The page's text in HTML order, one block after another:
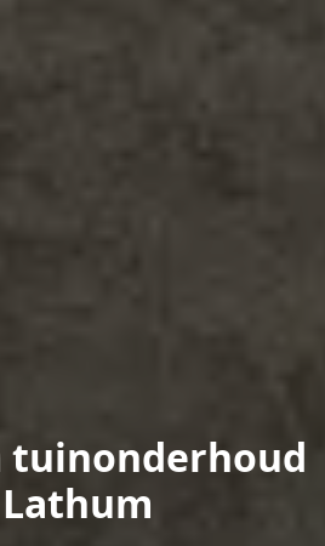
tuinonderhoud